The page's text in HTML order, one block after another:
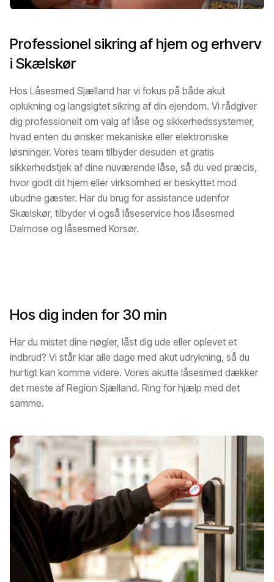
Professionel sikring af hjem og erhverv
i Skælskør
Hos Låsesmed Sjælland har vi fokus på både akut
oplukning og langsigtet sikring af din ejendom. Vi rådgiver
dig professionelt om valg af låse og sikkerhedssystemer,
hvad enten du ønsker mekaniske eller elektroniske
løsninger. Vores team tilbyder desuden et gratis
sikkerhedstjek af dine nuværende låse, så du ved præcis,
hvor godt dit hjem eller virksomhed er beskyttet mod
ubudne gæster. Har du brug for assistance udenfor
Skælskør, tilbyder vi også låseservice hos låsesmed
Dalmose og låsesmed Korsør.
Hos dig inden for 30 min
Har du mistet dine nøgler, låst dig ude eller oplevet et
indbrud? Vi står klar alle dage med akut udrykning, så du
hurtigt kan komme videre. Vores akutte låsesmed dækker
det meste af Region Sjælland. Ring for hjælp med det
samme.